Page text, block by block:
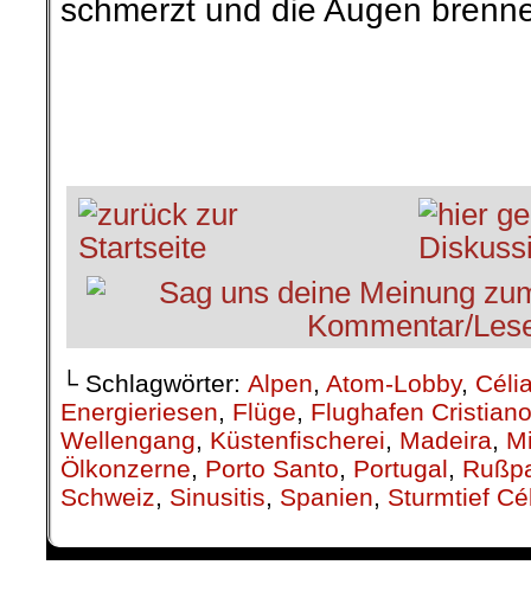
└ Schlagwörter:Alpen,Atom-Lobby,
Energieriesen,Flüge,Flughafen
Wellengang,Küstenfischerei,Madeira,
Ölkonzerne, Porto Santo,Portugal,
Schweiz,Sinusitis ,Spanien,Sturmtief